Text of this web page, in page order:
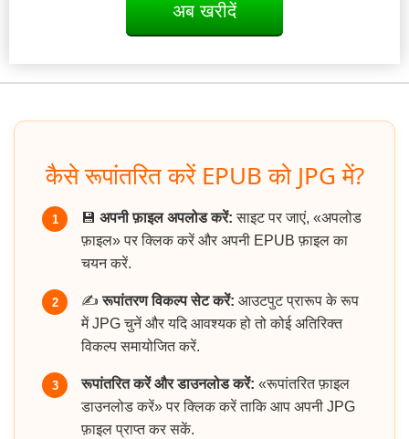
अब खरीदें
कैसे रूपांतरित करें EPUB को JPG में?
1 💾 अपनी फ़ाइल अपलोड करें: साइट पर जाएं, «अपलोड
फ़ाइल» पर क्लिक करें और अपनी EPUB फ़ाइल का
चयन करें.
2 ✍️रूपांतरण विकल्प सेट करें: आउटपुट प्रारूप के रूप
में JPG चुनें और यदि आवश्यक हो तो कोई अतिरिक्त
विकल्प समायोजित करें.
3 रूपांतरित करें और डाउनलोड करें: «रूपांतरित फ़ाइल
डाउनलोड करें» पर क्लिक करें ताकि आप अपनी JPG
फ़ाइल प्राप्त कर सकें.